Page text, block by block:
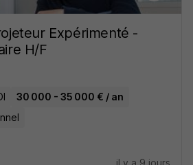
Expérimenté -
H/F
30 000 - 35 000 € / an
il y a 9 jours